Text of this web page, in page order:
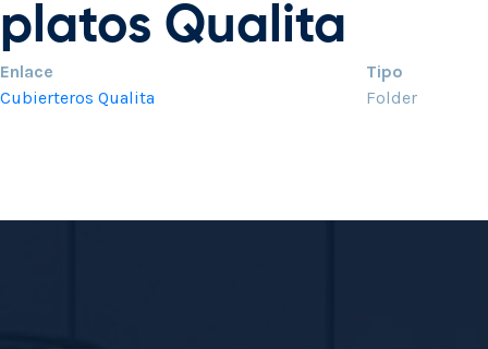
platos Qualita
Enlace
Tipo
Cubierteros Qualita
Folder